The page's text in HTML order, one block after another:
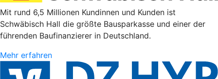
Mit rund 6,5 Millionen Kundinnen und Kunden ist
Schwäbisch Hall die größte Bausparkasse und einer der
führenden Baufinanzierer in Deutschland.
Mehr erfahren